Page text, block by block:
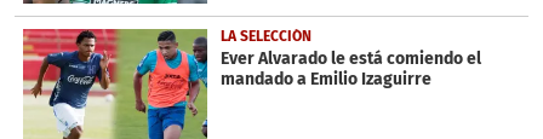
LA SELECCIÓN
Ever Alvarado le está comiendo el
mandado a Emilio Izaguirre